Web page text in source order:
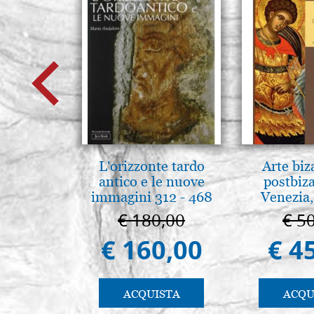
L'orizzonte tardo
antico e le nuove
immagini 312 - 468
€ 180,00
€ 160,00
ACQUISTA
Arte
€
€